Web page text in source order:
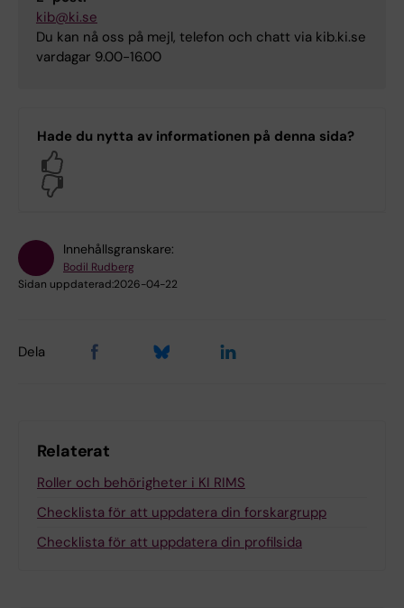
kib@ki.se
Du kan nå oss på mejl, telefon och chatt via kib.ki.se
vardagar 9.00-16.00
Hade du nytta av informationen på denna sida?
Innehållsgranskare:
Bodil Rudberg
Sidan uppdaterad:2026-04-22
Dela
Relaterat
Roller och behörigheter i KI RIMS
Checklista för att uppdatera din forskargrupp
Checklista för att uppdatera din profilsida